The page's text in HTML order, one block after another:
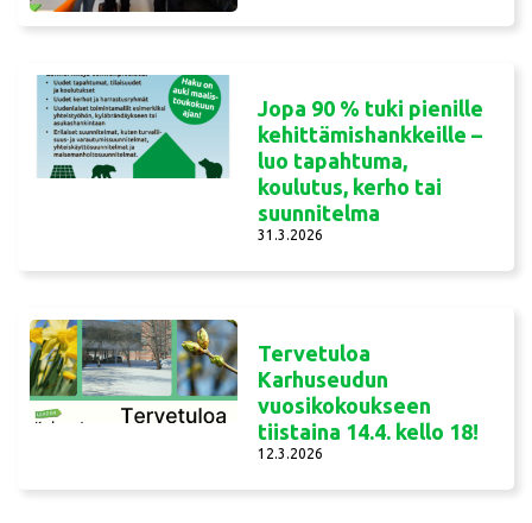
Jopa 90 % tuki pienille
kehittämishankkeille –
luo tapahtuma,
koulutus, kerho tai
suunnitelma
31.3.2026
Tervetuloa
Karhuseudun
vuosikokoukseen
tiistaina 14.4. kello 18!
12.3.2026